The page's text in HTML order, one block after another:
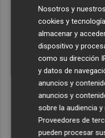
queremos ver en la Liga”
Ocho helicópteros, un
movilizan en Moratalla
Recibe toda
Plaza
Nosotros y
cookies y
almacenar y
dispositivo y
como su dirección
y datos de
anuncios y
anuncios y
sobre la audiencia
Proveedores de
pueden procesar